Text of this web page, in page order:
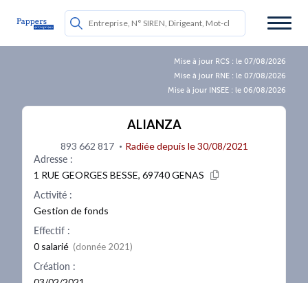
Mise à jour RCS : le 07/08/2026
Mise à jour RNE : le 07/08/2026
Mise à jour INSEE : le 06/08/2026
ALIANZA
893 662 817 · Radiée depuis le 30/08/2021
Adresse :
1 RUE GEORGES BESSE, 69740 GENAS
Activité :
Gestion de fonds
Effectif :
0 salarié (donnée 2021)
Création :